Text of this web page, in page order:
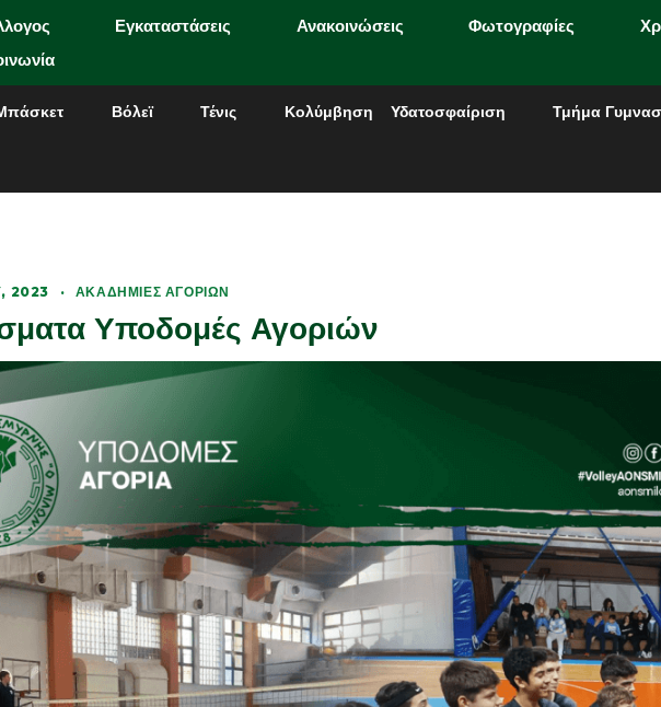
Εγκαταστάσεις Ανακοινώσεις Φωτογραφίες
Βόλεϊ Τένις Κολύμβηση Υδατοσφαίριση Τμήμα
2023 · ΑΚΑΔΗΜΊΕΣ ΑΓΟΡΙΏΝ
Υποδομές Αγοριών